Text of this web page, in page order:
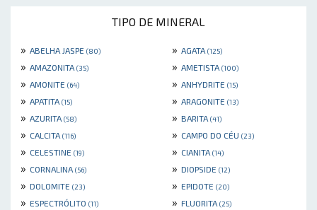
TIPO DE MINERAL
» ABELHA JASPE (80) » AGATA (125)
» AMAZONITA (35) » AMETISTA (100)
» AMONITE (64) » ANHYDRITE (15)
» APATITA (15) » ARAGONITE (13)
» AZURITA (58) » BARITA (41)
» CALCITA (116) » CAMPO DO CÉU (23)
» CELESTINE (19) » CIANITA (14)
» CORNALINA (56) » DIOPSIDE (12)
» DOLOMITE (23) » EPIDOTE (20)
» ESPECTRÓLITO (11) » FLUORITA (25)